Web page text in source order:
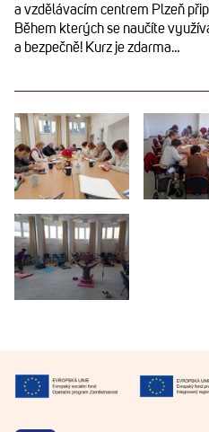
a vzdělávacím centrem Plzeň
Během kterých se naučíte
a bezpečně! Kurz je zdarma…